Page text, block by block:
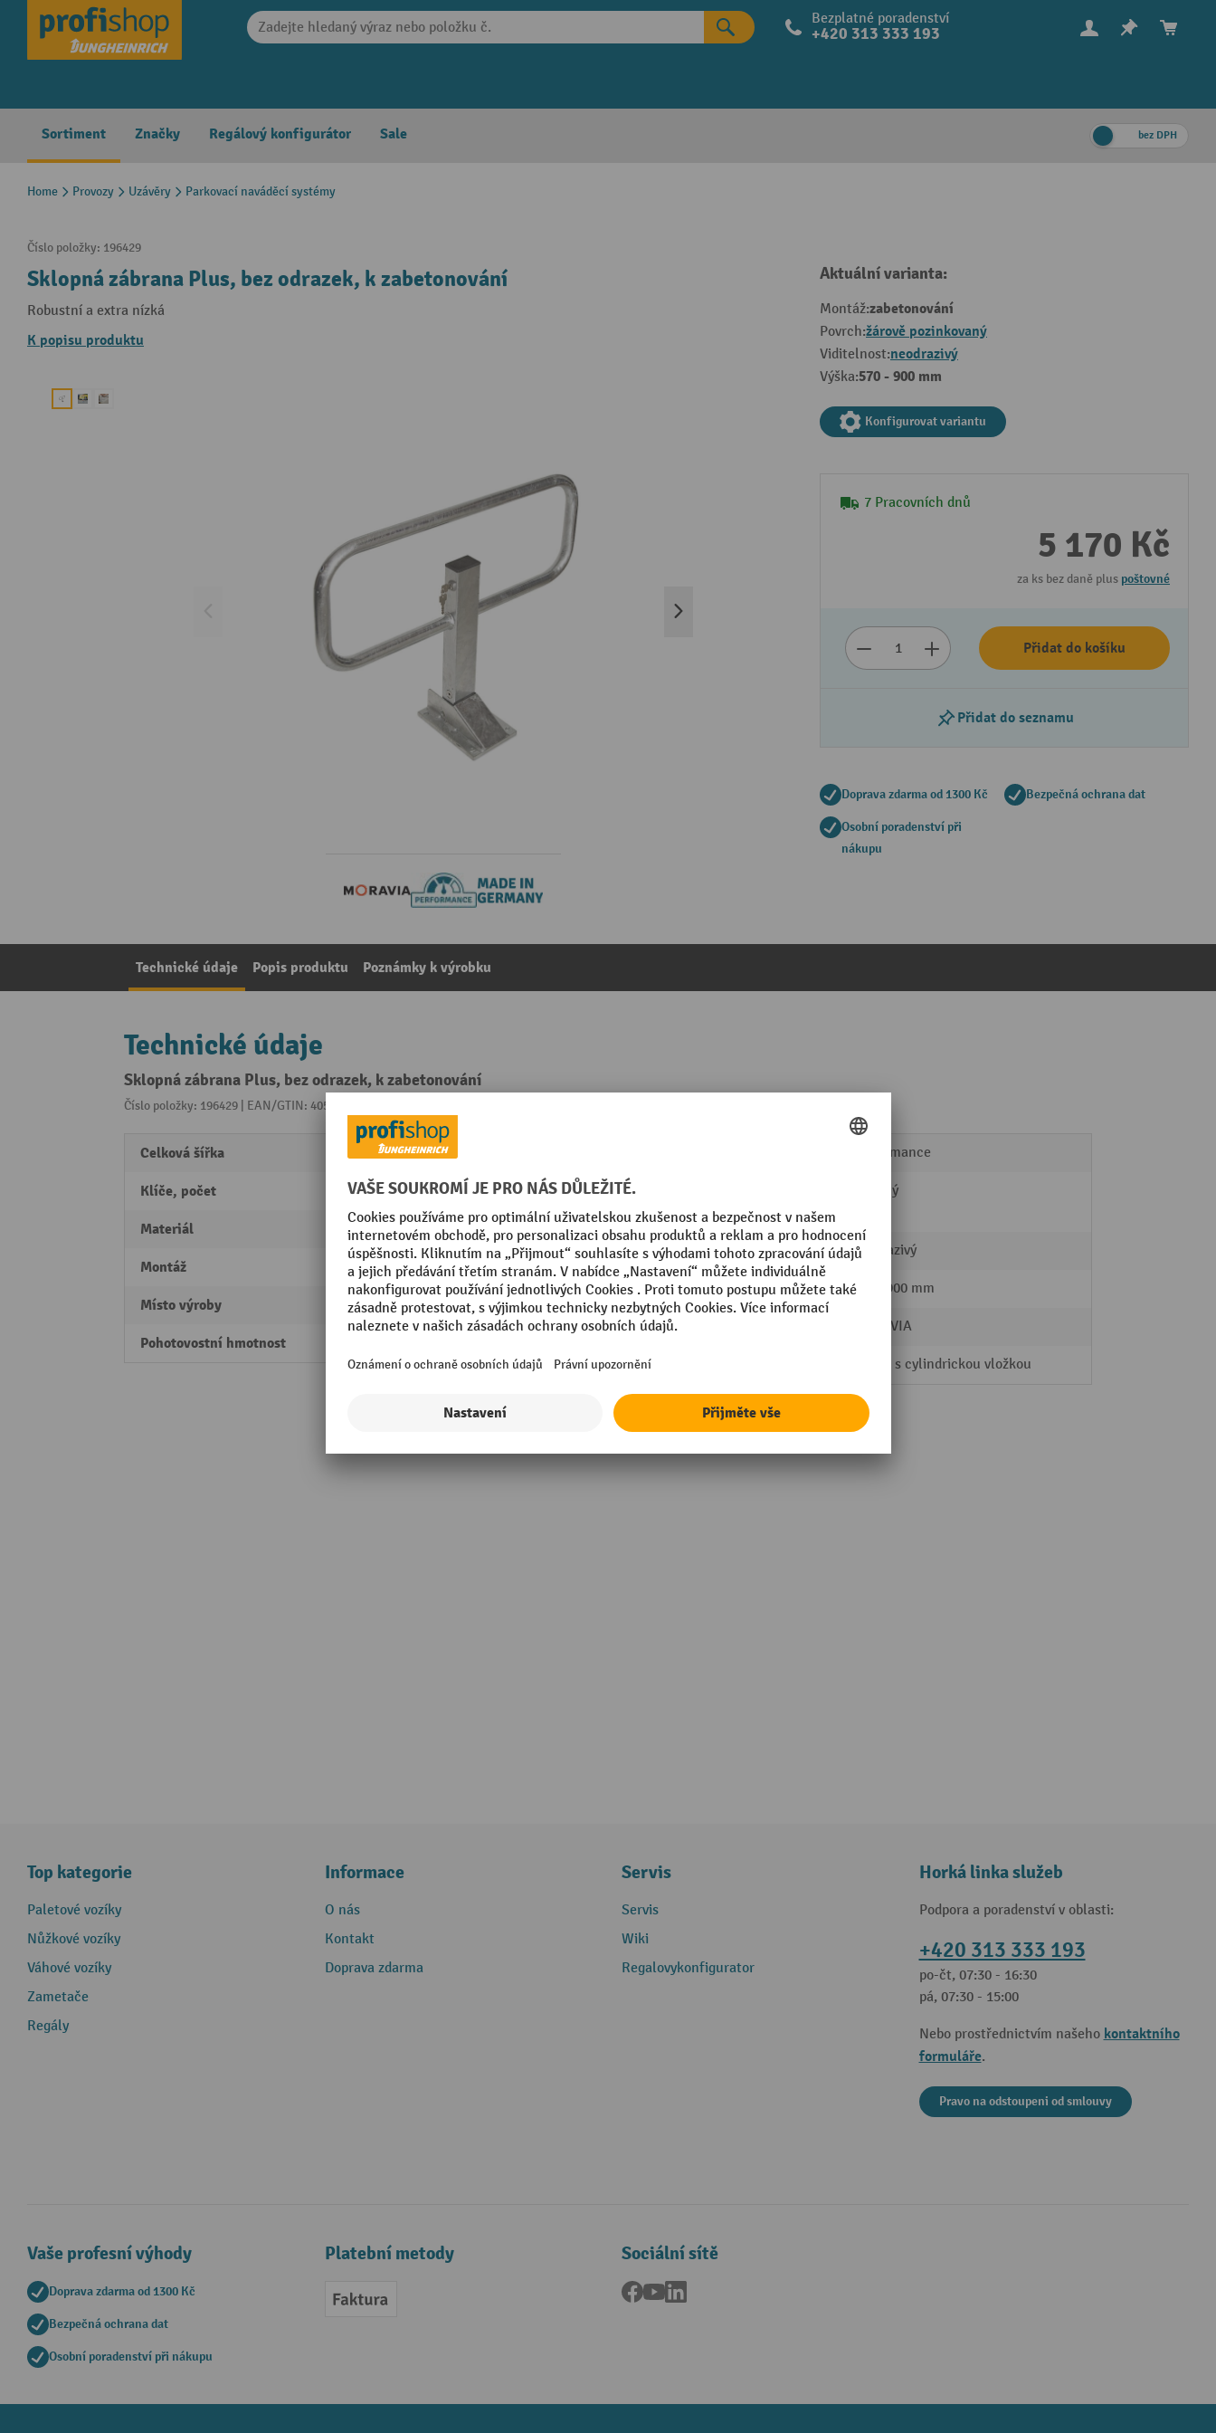
Skip to main navigation Bezplatné poradenství
+420 313 333 193
Sortiment Značky Regálový konfigurátor Sale bez DPH
Home Provozy Uzávěry Parkovací naváděcí systémy
Číslo položky: 196429
Sklopná zábrana Plus, bez odrazek, k zabetonování
Robustní a extra nízká
K popisu produktu
Aktuální varianta:
Montáž:zabetonování
Povrch:žárově pozinkovaný
Viditelnost:neodrazivý
Výška:570 - 900 mm
Konfigurovat variantu
7 Pracovních dnů
5 170 Kč
za ks bez daně plus poštovné
Přidat do košíku
Přidat do seznamu
Doprava zdarma od 1300 Kč Bezpečná ochrana dat
Osobní poradenství při
nákupu
Technické údaje Popis produktu Poznámky k výrobku
Technické údaje
Sklopná zábrana Plus, bez odrazek, k zabetonování
Číslo položky: 196429 | EAN/GTIN: 4055381103839
Celková šířka 780 mm
Klíče, počet 2
Materiál Ocel
Montáž zabetonování
Místo výroby Made in Germany
Pohotovostní hmotnost
Performance
Uzavírací sloupky, oblouky,
vlastnosti
sklopný
Viditelnost neodrazivý
Výška 570 - 900 mm
Značka MORAVIA
Zámek, typ zámek s cylindrickou vložkou
Zobrazit všechny technické údaje
Top kategorie
Paletové vozíky
Nůžkové vozíky
Váhové vozíky
Zametače
Regály
Informace
O nás
Kontakt
Doprava zdarma
Servis
Servis
Wiki
Regalovykonfigurator
Horká linka služeb
Podpora a poradenství v oblasti:
+420 313 333 193
po-čt, 07:30 - 16:30
pá, 07:30 - 15:00
Nebo prostřednictvím našeho kontaktního
formuláře.
Pravo na odstoupeni od smlouvy
Vaše profesní výhody
Doprava zdarma od 1300 Kč
Bezpečná ochrana dat
Osobní poradenství při nákupu
Platební metody
Faktura
Sociální sítě
Facebook
YouTube